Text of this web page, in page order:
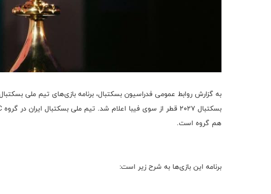
به گزارش روابط عمومی فدراسیون بسکتبال، برنامه بازی‌های تیم ملی
هم گروه است.
برنامه این بازی‌ها به شرح زير است: